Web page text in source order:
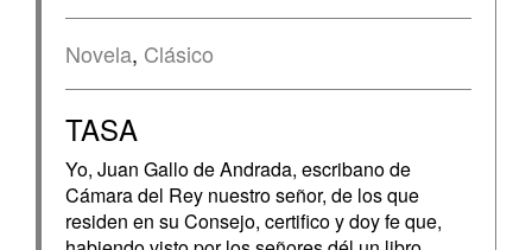
Novela, Clásico
TASA
Yo, Juan Gallo de Andrada, escribano de
Cámara del Rey nuestro señor, de los que
residen en su Consejo, certifico y doy fe que,